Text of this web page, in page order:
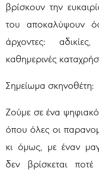
βρίσκουν την
του αποκαλύψουν
άρχοντες:
καθημερινές
Σημείωμα σκηνοθέτη:
Ζούμε σε ένα
όπου όλες οι
κι όμως, με έναν
δεν βρίσκεται